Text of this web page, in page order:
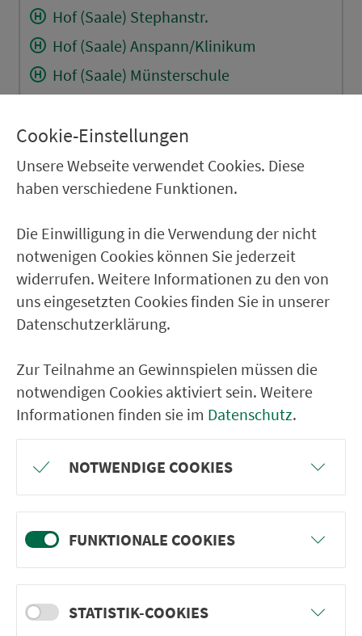
Hof (Saale) Stephanstr.
Hof (Saale) Anspann/Klinikum
Hof (Saale) Münsterschule
Hof (Saale) Ludwig-Uhland-Str.
Hof (Saale) Wilhelm-Raabe-Str.
Hof (Saale) Krötenbruck
RÜCKFAHRT
Hof (Saale) Krötenhof
Hof (Saale) Peuntweg
Hof (Saale) Krötenbruck
Hof (Saale) Wilhelm-Raabe-Str.
Hof (Saale) Ludwig-Uhland-Str.
Hof (Saale) Münsterschule
Hof (Saale) Anspann/Klinikum
Hof (Saale) Stephanstr.
Hof (Saale) Äuß.-Bayreuther-Str.
Hof (Saale) Blücherstr.
Cookie-Einstellungen
Unsere Webseite verwendet Cookies. Diese
haben verschiedene Funktionen.
Die Einwilligung in die Verwendung der nicht
notwenigen Cookies können Sie jederzeit
widerrufen. Weitere Informationen zu den von
uns eingesetzten Cookies finden Sie in unserer
Datenschutzerklärung.
Zur Teilnahme an Gewinnspielen müssen die
notwendigen Cookies aktiviert sein. Weitere
Informationen finden sie im Datenschutz.
NOTWENDIGE COOKIES
FUNKTIONALE COOKIES
STATISTIK-COOKIES